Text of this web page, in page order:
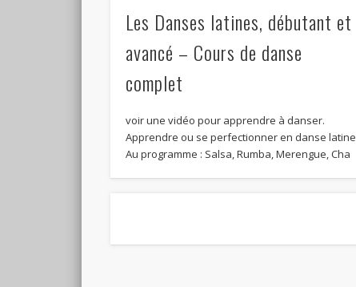
Les Danses latines, débutant et
avancé – Cours de danse
complet
voir une vidéo pour apprendre à danser.
Apprendre ou se perfectionner en danse latine
Au programme : Salsa, Rumba, Merengue, Cha